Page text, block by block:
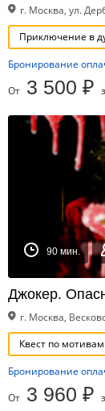
г. Москва, ул.
Приключение в
Бронирование
От 3 500 ₽
90 мин.
Джокер.
г. Москва,
Квест по
Бронирование
От 3 960 ₽